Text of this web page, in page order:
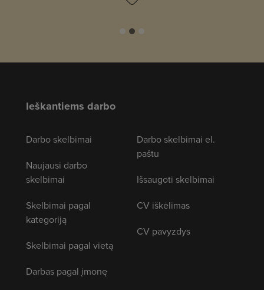
Ieškantiems darbo
Darbo skelbimai
Naujausi darbo
skelbimai
Skelbimai pagal
kategoriją
Skelbimai pagal vietą
Darbas pagal įmonę
Darbo skelbimai el.
paštu
Išsaugoti skelbimai
CV iškėlimas
CV pavyzdys